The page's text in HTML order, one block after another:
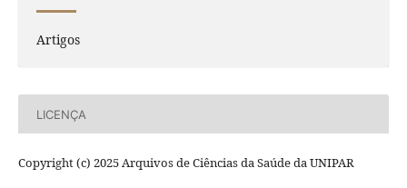
Artigos
LICENÇA
Copyright (c) 2025 Arquivos de Ciências da Saúde da UNIPAR